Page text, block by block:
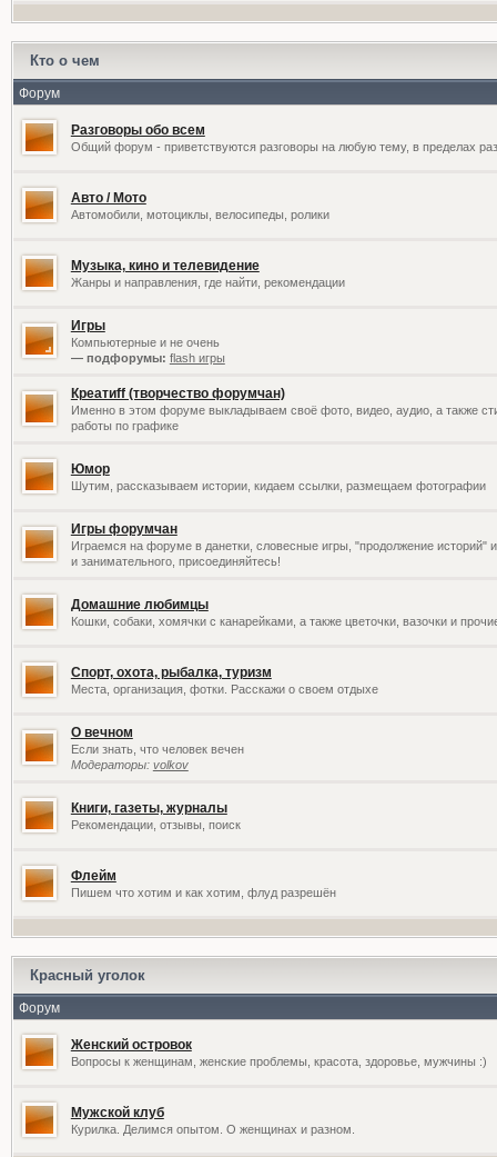
Кто о чем
Форум
Разговоры обо всем
Общий форум - приветствуются разговоры на любую тему, в пределах
Авто / Мото
Автомобили, мотоциклы, велосипеды, ролики
Музыка, кино и телевидение
Жанры и направления, где найти, рекомендации
Игры
Компьютерные и не очень
— подфорумы: flash игры
Креатиff (творчество форумчан)
Именно в этом форуме выкладываем своё фото, видео, аудио, а также
работы по графике
Юмор
Шутим, рассказываем истории, кидаем ссылки, размещаем фотографии
Игры форумчан
Играемся на форуме в данетки, словесные игры, "продолжение историй"
и занимательного, присоединяйтесь!
Домашние любимцы
Кошки, собаки, хомячки с канарейками, а также цветочки, вазочки и
Спорт, охота, рыбалка, туризм
Места, организация, фотки. Расскажи о своем отдыхе
О вечном
Если знать, что человек вечен
Модераторы: volkov
Книги, газеты, журналы
Рекомендации, отзывы, поиск
Флейм
Пишем что хотим и как хотим, флуд разрешён
Красный уголок
Форум
Женский островок
Вопросы к женщинам, женские проблемы, красота, здоровье, мужчины :)
Мужской клуб
Курилка. Делимся опытом. О женщинах и разном.